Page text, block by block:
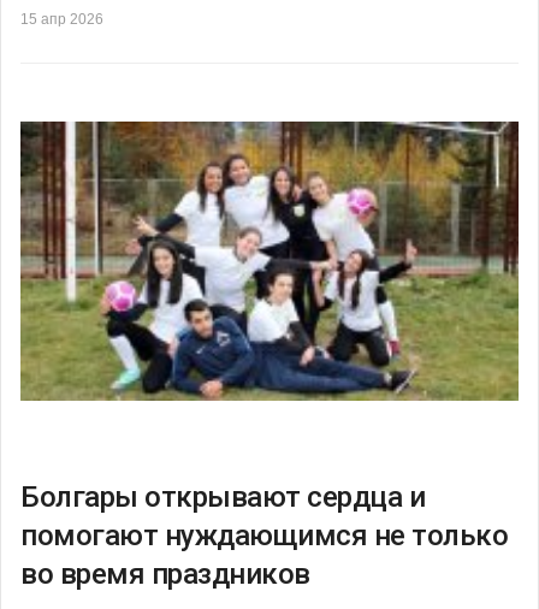
15 апр 2026
Болгары открывают сердца и
помогают нуждающимся не только
во время праздников